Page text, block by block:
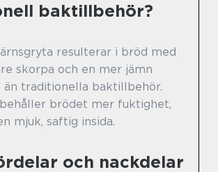
baktillbehör?
resulterar i bröd med
skorpa och en mer jämn
än traditionella baktillbehör.
brödet mer fuktighet,
mjuk, saftig insida.
och nackdelar